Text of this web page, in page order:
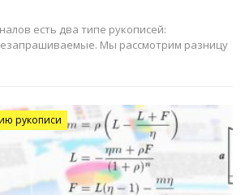
есть два типе рукописей:
Мы рассмотрим разницу
рукописи